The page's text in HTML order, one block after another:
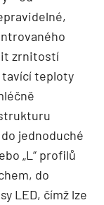
zrnitostí
tavící teploty
jednoduché
„L“ profilů
do
LED, čímž lze